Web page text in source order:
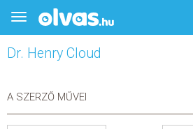
Toggle
navigation
Dr. Henry Cloud
A SZERZŐ MŰVEI
BEJELENTKEZÉS
KÖNYVEK
EGYÉB TERMÉKEK